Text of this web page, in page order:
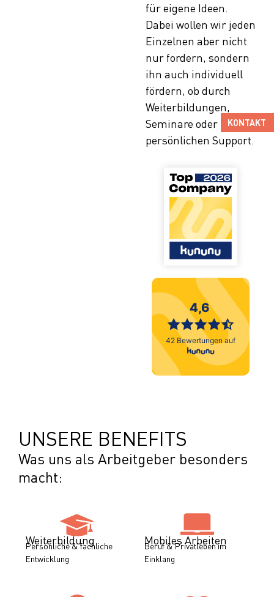
für eigene Ideen.
Dabei wollen wir jeden
Einzelnen aber nicht
nur fordern, sondern
ihn auch individuell
fördern, ob durch
Weiterbildungen,
Seminare oder
persönlichen Support.
UNSERE BENEFITS
Was uns als Arbeitgeber besonders
macht:
Weiterbildung
Persönliche & fachliche
Entwicklung
Mobiles Arbeiten
Beruf & Privatleben im
Einklang
KONTAKT